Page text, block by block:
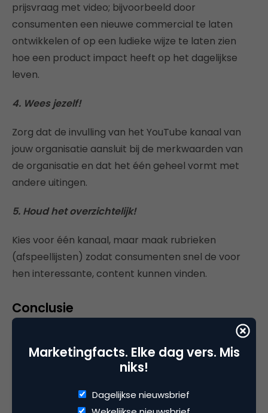
prijsvraag met video; bijvoorbeeld door
consumenten een nieuwe commercial te laten
ontwikkelen of op een ludieke wijze te laten zien
hoe een product impact heeft op het dagelijkse
leven.
4. Wees jezelf!
Zorg dat de invulling van het YouTube kanaal van
jouw organisatie aansluit bij de merkwaarden van
de organisatie en dat het één geheel vormt met
andere uitingen.
5. Houd het overzichtelijk!
Kies voor één kanaal, maar maak rubrieken
(afspeellijsten) zodat consumenten snel de voor
hen interessante, content kunnen vinden.
Conclusie
Video is
toonaangevende partij. Consumenten gaan steeds
vaker gebruik maken van dit kanaal om zich te
laten informeren en/of te entertainen en
verwachten dat deze uitingen aansluiten bij het
beeld van een bedrijf. Consumenten willen ook
Marketingfacts. Elke dag vers. Mis
niks!
Dagelijkse nieuwsbrief